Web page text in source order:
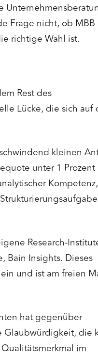
Frage nicht, ob
richtige Wahl ist.
Rest des
Lücke, die sich auf
kleinen
unter 1 Prozent
Research-
Bain Insights. Dieses
und ist am freien
hat gegenüber
Glaubwürdigkeit, die
im